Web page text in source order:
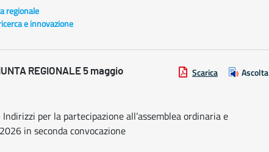
regionale
e innovazione
REGIONALE 5 maggio
Scarica Ascolta
per la partecipazione all’assemblea ordinaria e
in seconda convocazione